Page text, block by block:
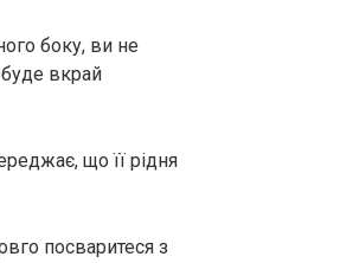
боку, ви не
вкрай
що її рідня
посваритеся з